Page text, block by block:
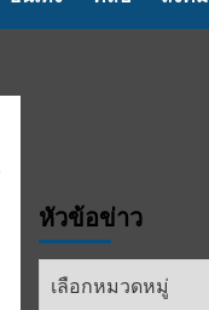
หัวข้อข่าว
หัวข้อ